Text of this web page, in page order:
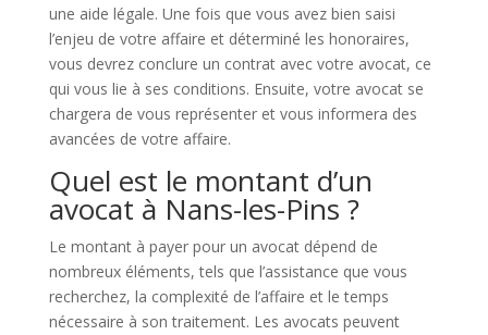
une aide légale. Une fois que vous avez bien saisi
l’enjeu de votre affaire et déterminé les honoraires,
vous devrez conclure un contrat avec votre avocat, ce
qui vous lie à ses conditions. Ensuite, votre avocat se
chargera de vous représenter et vous informera des
avancées de votre affaire.
Quel est le montant d’un
avocat à Nans-les-Pins ?
Le montant à payer pour un avocat dépend de
nombreux éléments, tels que l’assistance que vous
recherchez, la complexité de l’affaire et le temps
nécessaire à son traitement. Les avocats peuvent